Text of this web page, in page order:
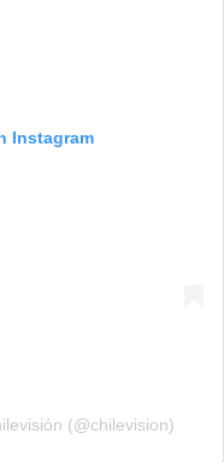
Instagram
(@chilevision)